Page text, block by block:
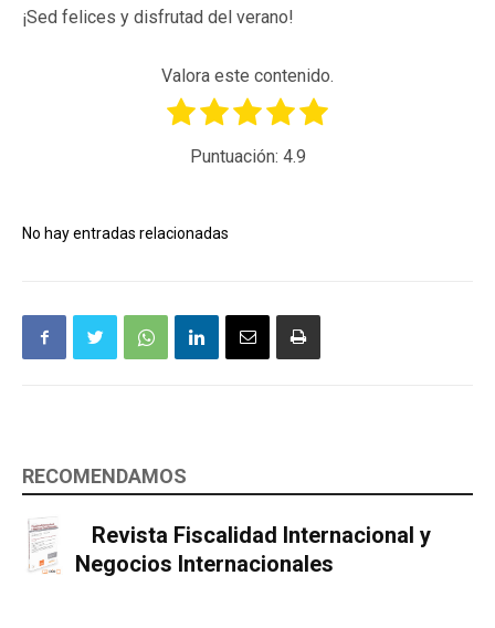
¡Sed felices y disfrutad del verano!
Valora este contenido.
Puntuación: 4.9
No hay entradas relacionadas
RECOMENDAMOS
Revista Fiscalidad Internacional y
Negocios Internacionales